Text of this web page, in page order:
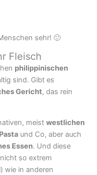
sehr! 🙂
Fleisch
philippinischen
sind. Gibt es
Gericht, das rein
meist westlichen
Pasta und Co, aber auch
Essen. Und diese
so extrem
) wie in anderen